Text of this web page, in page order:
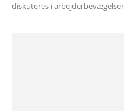
diskuteres i